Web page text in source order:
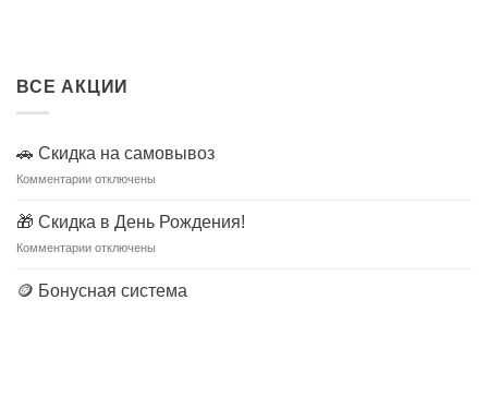
ВСЕ АКЦИИ
🚗 Скидка на самовывоз
Комментариик
Скидка
на
отключены
🎁 Скидка в День Рождения!
Комментариикотключены
🪙 Бонусная система